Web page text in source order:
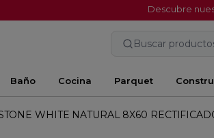
Descubre
Buscar
Baño Cocina Parquet
WHITE NATURAL 8X60